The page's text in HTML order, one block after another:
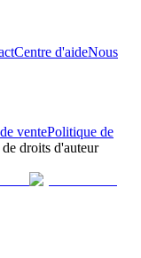
Centre d'aideNous
ventePolitique de
droits d'auteur